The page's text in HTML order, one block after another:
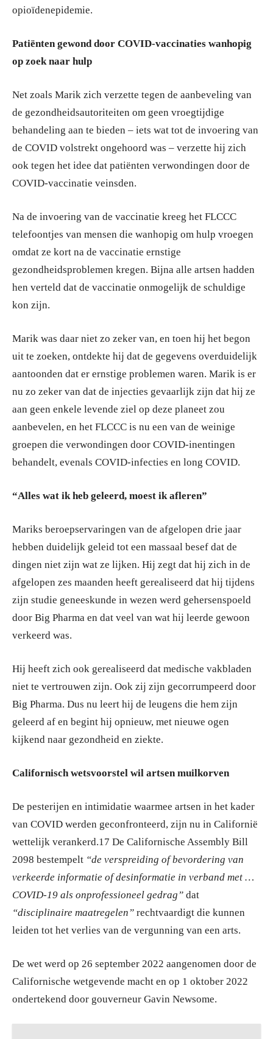
opioïdenepidemie.
Patiënten gewond door COVID-vaccinaties wanhopig
op zoek naar hulp
Net zoals Marik zich verzette tegen de aanbeveling van
de gezondheidsautoriteiten om geen vroegtijdige
behandeling aan te bieden – iets wat tot de invoering van
de COVID volstrekt ongehoord was – verzette hij zich
ook tegen het idee dat patiënten verwondingen door de
COVID-vaccinatie veinsden.
Na de invoering van de vaccinatie kreeg het FLCCC
telefoontjes van mensen die wanhopig om hulp vroegen
omdat ze kort na de vaccinatie ernstige
gezondheidsproblemen kregen. Bijna alle artsen hadden
hen verteld dat de vaccinatie onmogelijk de schuldige
kon zijn.
Marik was daar niet zo zeker van, en toen hij het begon
uit te zoeken, ontdekte hij dat de gegevens overduidelijk
aantoonden dat er ernstige problemen waren. Marik is er
nu zo zeker van dat de injecties gevaarlijk zijn dat hij ze
aan geen enkele levende ziel op deze planeet zou
aanbevelen, en het FLCCC is nu een van de weinige
groepen die verwondingen door COVID-inentingen
behandelt, evenals COVID-infecties en long COVID.
“Alles wat ik heb geleerd, moest ik afleren”
Mariks beroepservaringen van de afgelopen drie jaar
hebben duidelijk geleid tot een massaal besef dat de
dingen niet zijn wat ze lijken. Hij zegt dat hij zich in de
afgelopen zes maanden heeft gerealiseerd dat hij tijdens
zijn studie geneeskunde in wezen werd gehersenspoeld
door Big Pharma en dat veel van wat hij leerde gewoon
verkeerd was.
Hij heeft zich ook gerealiseerd dat medische vakbladen
niet te vertrouwen zijn. Ook zij zijn gecorrumpeerd door
Big Pharma. Dus nu leert hij de leugens die hem zijn
geleerd af en begint hij opnieuw, met nieuwe ogen
kijkend naar gezondheid en ziekte.
Californisch wetsvoorstel wil artsen muilkorven
De pesterijen en intimidatie waarmee artsen in het kader
van COVID werden geconfronteerd, zijn nu in Californië
wettelijk verankerd.17 De Californische Assembly Bill
2098 bestempelt “de verspreiding of bevordering van
verkeerde informatie of desinformatie in verband met …
COVID-19 als onprofessioneel gedrag” dat
“disciplinaire maatregelen” rechtvaardigt die kunnen
leiden tot het verlies van de vergunning van een arts.
De wet werd op 26 september 2022 aangenomen door de
Californische wetgevende macht en op 1 oktober 2022
ondertekend door gouverneur Gavin Newsome.